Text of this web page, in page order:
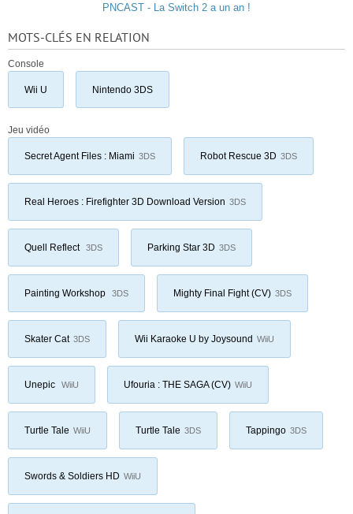
PNCAST - La Switch 2 a un an !
MOTS-CLÉS EN RELATION
Console
Wii U Nintendo 3DS
Jeu vidéo
Secret Agent Files : Miami 3DS Robot Rescue 3D 3DS
Real Heroes : Firefighter 3D Download Version 3DS
Quell Reflect 3DS Parking Star 3D 3DS
Painting Workshop 3DS Mighty Final Fight (CV) 3DS
Skater Cat 3DS Wii Karaoke U by Joysound WiiU
Unepic WiiU Ufouria : THE SAGA (CV) WiiU
Turtle Tale WiiU Turtle Tale 3DS Tappingo 3DS
Swords & Soldiers HD WiiU